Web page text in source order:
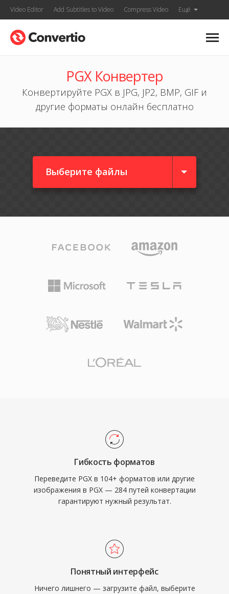
Video Editor Add Subtitles to Video Compress Video Ещё
PGX Конвертер
Конвертируйте PGX в JPG, JP2, BMP, GIF и
другие форматы онлайн бесплатно
Выберите файлы
Гибкость форматов
Переведите PGX в 104+ форматов или другие
изображения в PGX — 284 путей конвертации
гарантируют нужный результат.
Понятный интерфейс
Ничего лишнего — загрузите файл, выберите